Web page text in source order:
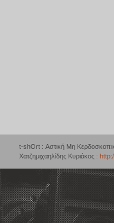
t-shOrt : Αστική Μη
Χατζημιχαηλίδης Κυριάκος :